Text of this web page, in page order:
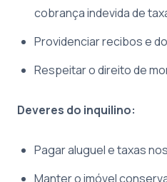
cobrança indevida de
Providenciar recibos e
Respeitar o direito de
Deveres do inquilino:
Pagar aluguel e taxas
Manter o imóvel